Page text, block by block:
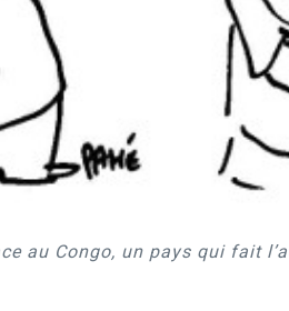
au Congo, un pays qui fait